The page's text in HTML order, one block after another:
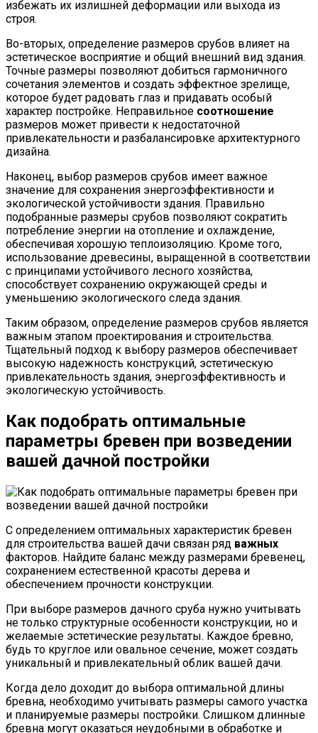
избежать их излишней деформации или выхода из
строя.
Во-вторых, определение размеров срубов влияет на
эстетическое восприятие и общий внешний вид здания.
Точные размеры позволяют добиться гармоничного
сочетания элементов и создать эффектное зрелище,
которое будет радовать глаз и придавать особый
характер постройке. Неправильное соотношение
размеров может привести к недостаточной
привлекательности и разбалансировке архитектурного
дизайна.
Наконец, выбор размеров срубов имеет важное
значение для сохранения энергоэффективности и
экологической устойчивости здания. Правильно
подобранные размеры срубов позволяют сократить
потребление энергии на отопление и охлаждение,
обеспечивая хорошую теплоизоляцию. Кроме того,
использование древесины, выращенной в соответствии
с принципами устойчивого лесного хозяйства,
способствует сохранению окружающей среды и
уменьшению экологического следа здания.
Таким образом, определение размеров срубов является
важным этапом проектирования и строительства.
Тщательный подход к выбору размеров обеспечивает
высокую надежность конструкций, эстетическую
привлекательность здания, энергоэффективность и
экологическую устойчивость.
Как подобрать оптимальные
параметры бревен при возведении
вашей дачной постройки
С определением оптимальных характеристик бревен
для строительства вашей дачи связан ряд важных
факторов. Найдите баланс между размерами бревенец,
сохранением естественной красоты дерева и
обеспечением прочности конструкции.
При выборе размеров дачного сруба нужно учитывать
не только структурные особенности конструкции, но и
желаемые эстетические результаты. Каждое бревно,
будь то круглое или овальное сечение, может создать
уникальный и привлекательный облик вашей дачи.
Когда дело доходит до выбора оптимальной длины
бревна, необходимо учитывать размеры самого участка
и планируемые размеры постройки. Слишком длинные
бревна могут оказаться неудобными в обработке и